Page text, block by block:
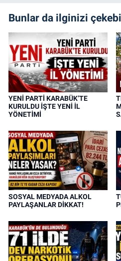
Bunlar da ilginizi
YENİ PARTİ KARABÜK’TE
KURULDU İŞTE YENİ İL
YÖNETİMİ
SOSYAL MEDYADA ALKOL
PAYLAŞANLAR DİKKAT!